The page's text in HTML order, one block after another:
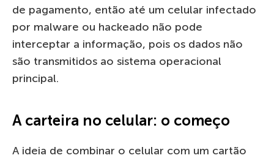
de pagamento, então até um celular infectado
por malware ou hackeado não pode
interceptar a informação, pois os dados não
são transmitidos ao sistema operacional
principal.
A carteira no celular: o começo
A ideia de combinar o celular com um cartão